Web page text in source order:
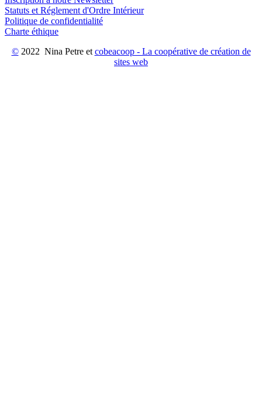
Statuts et Réglement d'Ordre Intérieur
Politique de confidentialité
Charte éthique
©2022 Nina Petre et cobeacoop - La coopérative de création de
sites web